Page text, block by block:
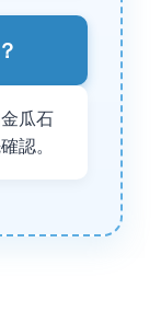
瓜石
認。